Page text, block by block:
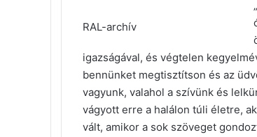
RAL-archív
igazságával, és végtelen
bennünket megtisztítson és az
vagyunk, valahol a szívünk és
vágyott erre a halálon túli életre,
vált, amikor a sok szöveget